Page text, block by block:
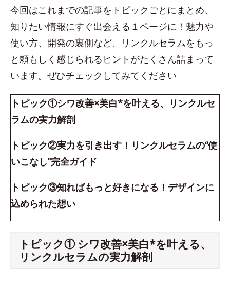
今回はこれまでの記事をトピックごとにまとめ、
知りたい情報にすぐ出会える１ページに！魅力や
使い方、開発の裏側など、リンクルセラムをもっ
と頼もしく感じられるヒントがたくさん詰まって
います。ぜひチェックしてみてください
トピック①シワ改善×美白*を叶える、リンクルセ
ラムの実力解剖
トピック②実力を引き出す！リンクルセラムの“使
いこなし”完全ガイド
トピック③知ればもっと好きになる！デザインに
込められた想い
トピック① シワ改善×美白*を叶える、
リンクルセラムの実力解剖